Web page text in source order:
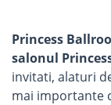
Princess
salonul
invitati, alaturi
mai importante